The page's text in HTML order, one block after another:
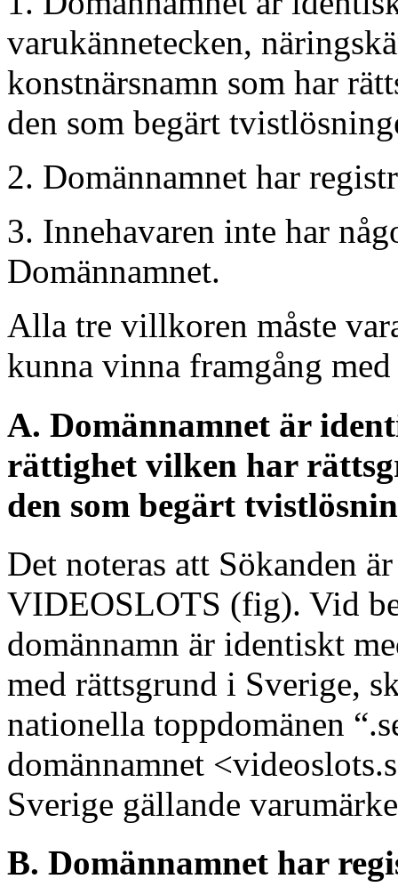
varukännetecken,
konstnärsnamn som har
den som begärt
2. Domännamnet har
3. Innehavaren inte har
Domännamnet.
Alla tre villkoren måste
kunna vinna framgång
A. Domännamnet är
rättighet vilken har
den som begärt
Det noteras att Sökanden
VIDEOSLOTS (fig). Vid
domännamn är identiskt
med rättsgrund i Sverige,
nationella toppdomänen
domännamnet
Sverige gällande
B. Domännamnet har